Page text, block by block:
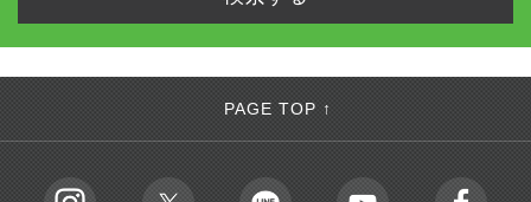
PAGE TOP ↑